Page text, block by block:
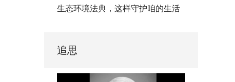
生态环境法典，这样守护咱的生活
追思